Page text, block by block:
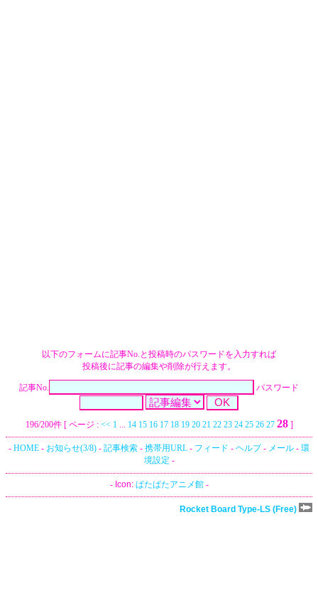
以下のフォームに記事No.と投稿時のパスワードを入力すれば
投稿後に記事の編集や削除が行えます。
記事No. パスワード
196/200件 [ ページ : << 1 14 15 16 17 18 19 20 21 22 23 24 25 26 27 28]
- HOME - お知らせ(3/8) - 記事検索 - 携帯用URL - フィード - ヘルプ- メール - 環
境設定 -
- Icon: ぱたぱたアニメ館-
Rocket Board Type-LS (Free)